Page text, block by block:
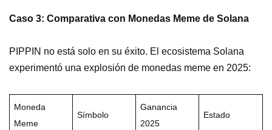
Caso 3: Comparativa con Monedas Meme de Solana
PIPPIN no está solo en su éxito. El ecosistema Solana
experimentó una explosión de monedas meme en 2025:
Moneda
Meme
Símbolo
Ganancia
2025
Estado